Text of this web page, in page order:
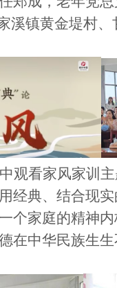
溪镇黄金堤村
观看家风家训
经典、结合现
个家庭的精神
在中华民族生